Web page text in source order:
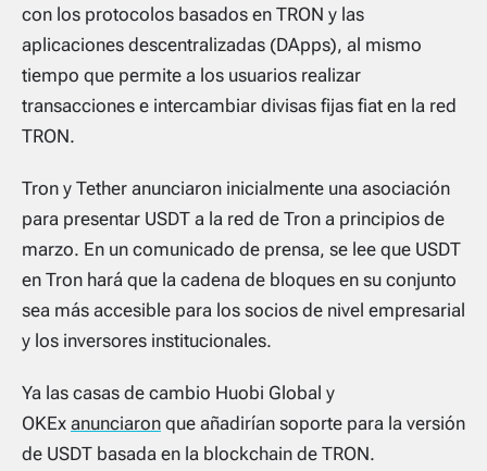
con los protocolos basados en TRON y las
aplicaciones descentralizadas (DApps), al mismo
tiempo que permite a los usuarios realizar
transacciones e intercambiar divisas fijas fiat en la red
TRON.
Tron y Tether anunciaron inicialmente una asociación
para presentar USDT a la red de Tron a principios de
marzo. En un comunicado de prensa, se lee que USDT
en Tron hará que la cadena de bloques en su conjunto
sea más accesible para los socios de nivel empresarial
y los inversores institucionales.
Ya las casas de cambio Huobi Global y
OKEx anunciaron que añadirían soporte para la versión
de USDT basada en la blockchain de TRON.